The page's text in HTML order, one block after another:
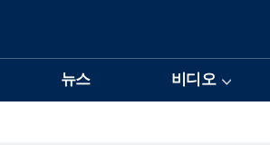
뉴스 비디오